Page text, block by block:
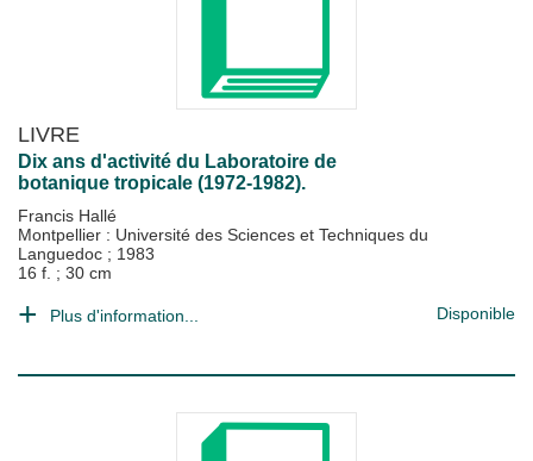
LIVRE
Dix ans d'activité du Laboratoire de
botanique tropicale (1972-1982).
Francis Hallé
Montpellier : Université des Sciences et Techniques du
Languedoc ; 1983
16 f. ; 30 cm
Plus d'information... Disponible